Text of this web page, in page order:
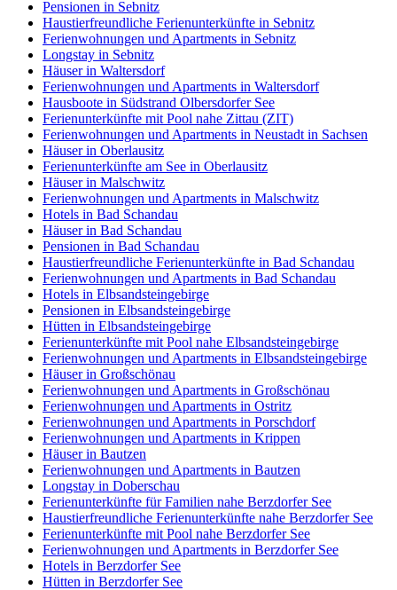
Pensionen in Sebnitz
Haustierfreundliche Ferienunterkünfte in Sebnitz
Ferienwohnungen und Apartments in Sebnitz
Longstay in Sebnitz
Häuser in Waltersdorf
Ferienwohnungen und Apartments in Waltersdorf
Hausboote in Südstrand Olbersdorfer See
Ferienunterkünfte mit Pool nahe Zittau (ZIT)
Ferienwohnungen und Apartments in Neustadt in Sachsen
Häuser in Oberlausitz
Ferienunterkünfte am See in Oberlausitz
Häuser in Malschwitz
Ferienwohnungen und Apartments in Malschwitz
Hotels in Bad Schandau
Häuser in Bad Schandau
Pensionen in Bad Schandau
Haustierfreundliche Ferienunterkünfte in Bad Schandau
Ferienwohnungen und Apartments in Bad Schandau
Hotels in Elbsandsteingebirge
Pensionen in Elbsandsteingebirge
Hütten in Elbsandsteingebirge
Ferienunterkünfte mit Pool nahe Elbsandsteingebirge
Ferienwohnungen und Apartments in Elbsandsteingebirge
Häuser in Großschönau
Ferienwohnungen und Apartments in Großschönau
Ferienwohnungen und Apartments in Ostritz
Ferienwohnungen und Apartments in Porschdorf
Ferienwohnungen und Apartments in Krippen
Häuser in Bautzen
Ferienwohnungen und Apartments in Bautzen
Longstay in Doberschau
Ferienunterkünfte für Familien nahe Berzdorfer See
Haustierfreundliche Ferienunterkünfte nahe Berzdorfer See
Ferienunterkünfte mit Pool nahe Berzdorfer See
Ferienwohnungen und Apartments in Berzdorfer See
Hotels in Berzdorfer See
Hütten in Berzdorfer See